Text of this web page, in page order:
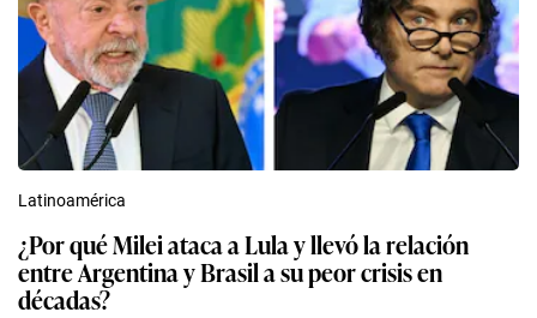
Latinoamérica
¿Por qué Milei ataca a Lula y llevó la relación
entre Argentina y Brasil a su peor crisis en
décadas?